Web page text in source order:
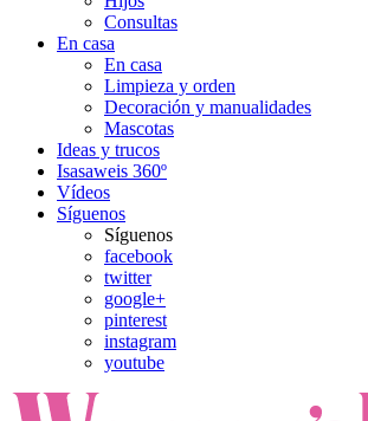
Consultas
En casa
En casa
Limpieza y orden
Decoración y manualidades
Mascotas
Ideas y trucos
Isasaweis 360º
Vídeos
Síguenos
Síguenos
facebook
twitter
google+
pinterest
instagram
youtube